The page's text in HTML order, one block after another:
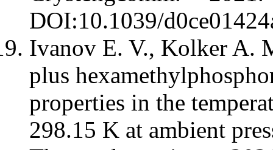
DOI:10.1039/
Ivanov E. V., Kolker A.
plus
properties in the
298.15 K at ambient